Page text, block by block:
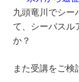
九頭竜川でシー
て、シーバスル
か？
また受講をご検